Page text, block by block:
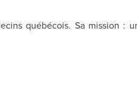
québécois. Sa mission :